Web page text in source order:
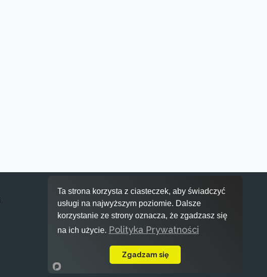
Inspiracje
Ta strona korzysta z ciasteczek, aby świadczyć
usługi na najwyższym poziomie. Dalsze
korzystanie ze strony oznacza, że zgadzasz się
na ich użycie. Polityka Prywatności
Zgadzam się